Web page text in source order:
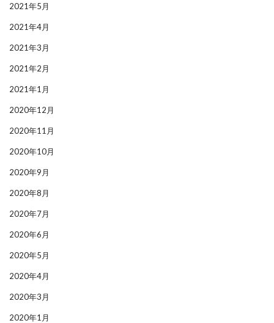
2021年5月
2021年4月
2021年3月
2021年2月
2021年1月
2020年12月
2020年11月
2020年10月
2020年9月
2020年8月
2020年7月
2020年6月
2020年5月
2020年4月
2020年3月
2020年1月